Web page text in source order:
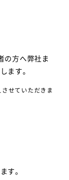
の方へ弊社ま
ます。
せていただきま
す。